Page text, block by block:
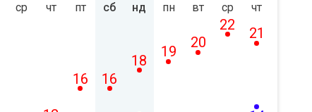
ср чт пт
16
сб
16
нд
18
пн
19
вт
20
ср
22
чт
21